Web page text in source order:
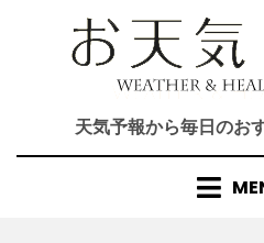
天気予報から毎日のお